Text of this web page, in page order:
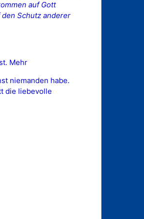
auf Gott
Schutz anderer
Mehr
niemanden habe.
die liebevolle